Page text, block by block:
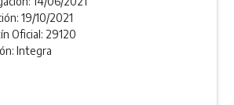
19/10/2021
Oficial: 29120
Integra